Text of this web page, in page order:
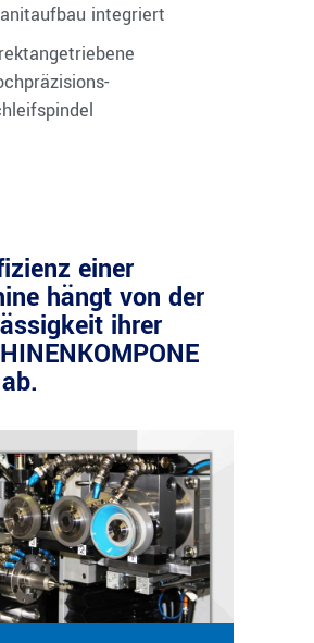
integriert
einer
hängt von der
ihrer